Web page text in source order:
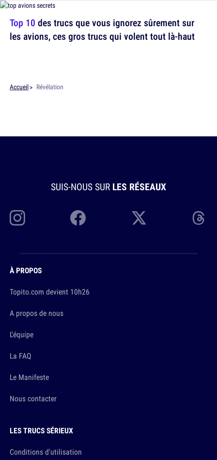
Top 10 des trucs que vous ignorez sûrement sur
les avions, ces gros trucs qui volent tout là-haut
Accueil Révélation
SUIS-NOUS SUR LES RÉSEAUX
À PROPOS
Topito.com devient 10h26
A propos de nous
L'équipe
La FAQ
Le Manifeste
Nous contacter
LES TRUCS SÉRIEUX
Conditions d'utilisation